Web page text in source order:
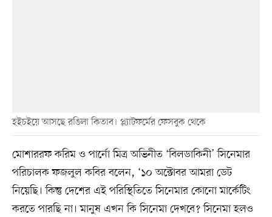
হইচইয়ে আসছে রঙিলা কিতাব। প্ল্যাটফর্মের ফেসবুক থেকে
মোশাররফ করিম ও পার্নো মিত্র অভিনীত ‘বিলডাকিনী’ সিনেমার
পরিচালক ফজলুল কবির বলেন, ‘১০ অক্টোবর আমরা ডেট
নিয়েছি। কিন্তু দেশের এই পরিস্থিতিতে সিনেমার কোনো মার্কেটিং
করতে পারছি না। মানুষ এখন কি সিনেমা দেখবে? সিনেমা হলও